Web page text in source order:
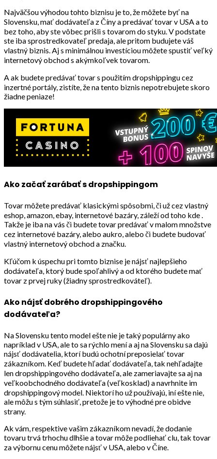
Najväčšou výhodou tohto biznisu je to, že môžete byť na
Slovensku, mať dodávateľa z Číny a predávať tovar v USA a to
bez toho, aby ste vôbec prišli s tovarom do styku. V podstate
ste iba sprostredkovateľ predaja, ale pritom budujete váš
vlastný biznis. Aj s minimálnou investíciou môžete spustiť veľký
internetový obchod s akýmkoľvek tovarom.
A ak budete predávať tovar s použitím dropshippingu cez
inzertné portály, zistíte, že na tento biznis nepotrebujete skoro
žiadne peniaze!
Ako začať zarábať s dropshippingom
Tovar môžete predávať klasickými spôsobmi, či už cez vlastný
eshop, amazon, ebay, internetové bazáry, záleží od toho kde .
Takže je iba na vás či budete tovar predávať v malom množstve
cez internetové bazáry, alebo aukro, alebo či budete budovať
vlastný internetový obchod a značku.
Kľúčom k úspechu pri tomto biznise je nájsť najlepšieho
dodávateľa, ktorý bude spoľahlivý a od ktorého budete mať
tovar z prvej ruky (žiadny sprostredkováteľ).
Ako nájsť dobrého dropshippingového
dodávateľa?
Na Slovensku tento model ešte nie je taký populárny ako
napríklad v USA, ale to sa rýchlo mení a aj na Slovensku sa dajú
nájsť dodávatelia, ktorí budú ochotní preposielať tovar
zákazníkom. Keď budete hľadať dodávateľa, tak nehľadajte
len dropshippingového dodávateľa, ale zameriavajte sa aj na
veľkoobchodného dodávateľa (veľkosklad) a navrhnite im
dropshippingový model. Niektorí ho už používajú, iní ešte nie,
ale môžu s tým súhlasiť, pretože je to výhodné pre obidve
strany.
Ak vám, respektive vašim zákazníkom nevadí, že dodanie
tovaru trvá trhochu dlhšie a tovar môže podliehať clu, tak tovar
za výbornu cenu môžete nájsť v USA, alebo v Číne.